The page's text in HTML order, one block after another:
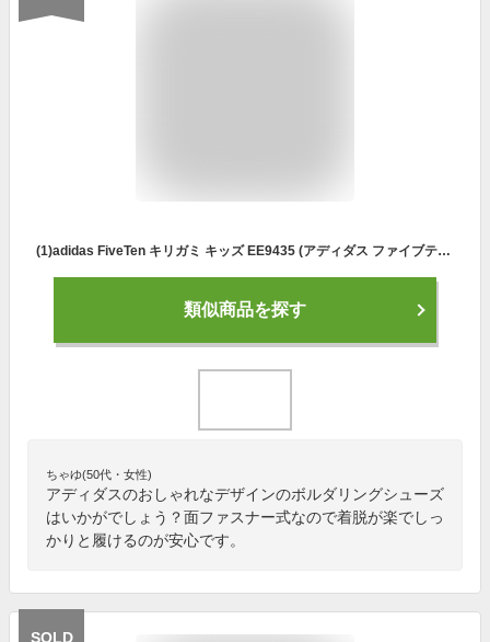
(1)adidas FiveTen キリガミ キッズ EE9435 (アディダス ファイブテン) 【クライミングシューズ・ボルダリングシューズ】【キッズクライミングシューズ】
類似商品を探す
ちゃゆ(50代・女性)
アディダスのおしゃれなデザインのボルダリングシューズ
はいかがでしょう？面ファスナー式なので着脱が楽でしっ
かりと履けるのが安心です。
SOLD